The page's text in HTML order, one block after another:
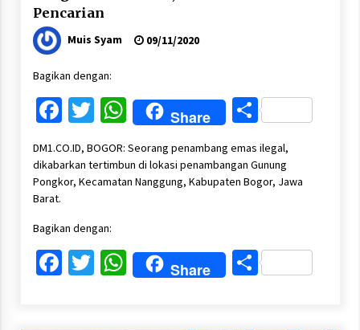
Pencarian
Muis Syam 09/11/2020
Bagikan dengan:
Facebook
Twitter
WhatsApp
Share Share
DM1.CO.ID, BOGOR: Seorang penambang emas ilegal,
dikabarkan tertimbun di lokasi penambangan Gunung
Pongkor, Kecamatan Nanggung, Kabupaten Bogor, Jawa
Barat.
Bagikan dengan:
Facebook
Twitter
WhatsApp
Share Share